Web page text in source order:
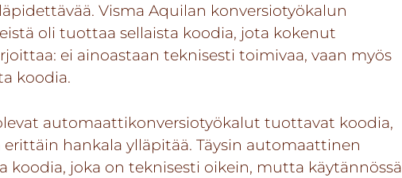
Visma Aquilan konversiotyökalun
oli tuottaa sellaista koodia, jota kokenut
ei ainoastaan teknisesti toimivaa, vaan myös
koodia.
automaattikonversiotyökalut tuottavat koodia,
erittäin hankala ylläpitää. Täysin automaattinen
koodia, joka on teknisesti oikein, mutta käytännössä